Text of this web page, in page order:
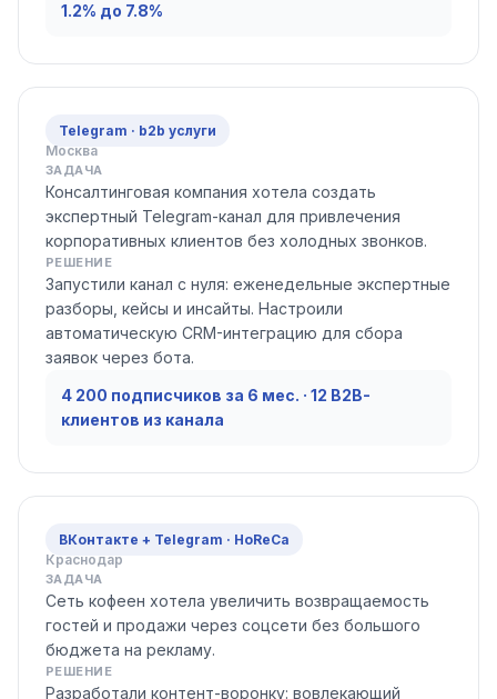
1.2% до 7.8%
Telegram · b2b услуги
Москва
ЗАДАЧА
Консалтинговая компания хотела создать
экспертный Telegram-канал для привлечения
корпоративных клиентов без холодных звонков.
РЕШЕНИЕ
Запустили канал с нуля: еженедельные экспертные
разборы, кейсы и инсайты. Настроили
автоматическую CRM-интеграцию для сбора
заявок через бота.
4 200 подписчиков за 6 мес. · 12 B2B-
клиентов из канала
ВКонтакте + Telegram · HoReCa
Краснодар
ЗАДАЧА
Сеть кофеен хотела увеличить возвращаемость
гостей и продажи через соцсети без большого
бюджета на рекламу.
РЕШЕНИЕ
Разработали контент-воронку: вовлекающий